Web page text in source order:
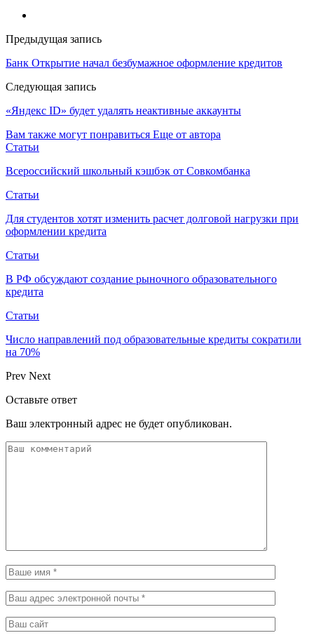
Предыдущая запись
Банк Открытие начал безбумажное оформление кредитов
Следующая запись
«Яндекс ID» будет удалять неактивные аккаунты
Вам также могут понравиться Еще от автора
Статьи
Всероссийский школьный кэшбэк от Совкомбанка
Статьи
Для студентов хотят изменить расчет долговой нагрузки при
оформлении кредита
Статьи
В РФ обсуждают создание рыночного образовательного
кредита
Статьи
Число направлений под образовательные кредиты сократили
на 70%
Prev Next
Оставьте ответ
Ваш электронный адрес не будет опубликован.